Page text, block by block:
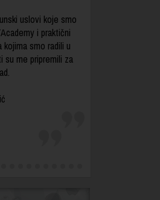
uslovi koje smo
i praktični
kojima smo radili u
su me pripremili za